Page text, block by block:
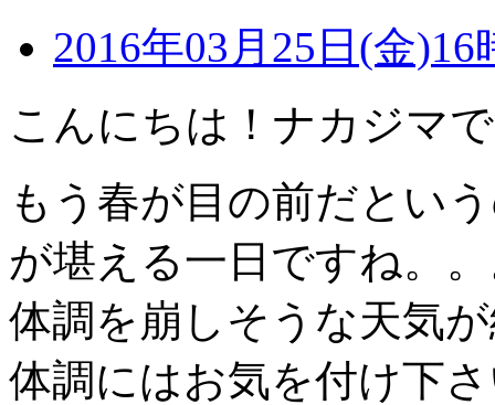
2016年03月25日(金)16
こんにちは！ナカジマ
もう春が目の前だとい
が堪える一日ですね。
体調を崩しそうな天気
体調にはお気を付け下